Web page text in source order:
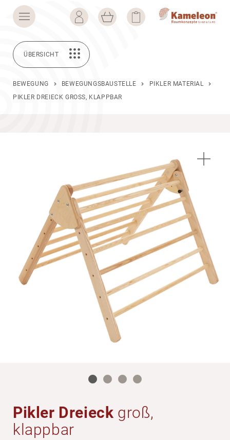
ÜBERSICHT
BEWEGUNG BEWEGUNGSBAUSTELLE
PIKLER MATERIAL
PIKLER DREIECK GROSS, KLAPPBAR
Pikler Dreieck groß,
klappbar